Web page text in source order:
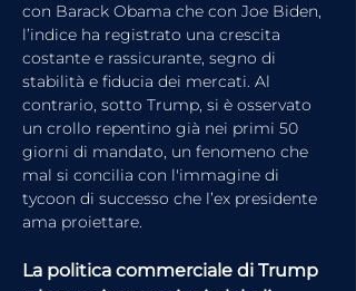
con Barack Obama che con Joe Biden,
l’indice ha registrato una crescita
costante e rassicurante, segno di
stabilità e fiducia dei mercati. Al
contrario, sotto Trump, si è osservato
un crollo repentino già nei primi 50
giorni di mandato, un fenomeno che
mal si concilia con l'immagine di
tycoon di successo che l’ex presidente
ama proiettare.
La politica commerciale di Trump